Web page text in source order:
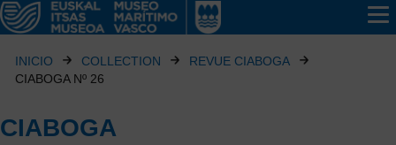
INICIO COLLECTION
REVUE CIABOGA
CIABOGA Nº 26
CIABOGA